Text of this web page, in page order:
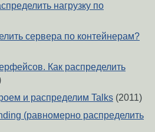
нагрузку по
сервера по контейнерам?
Как распределить
и распределим Talks (2011)
(равномерно распределить